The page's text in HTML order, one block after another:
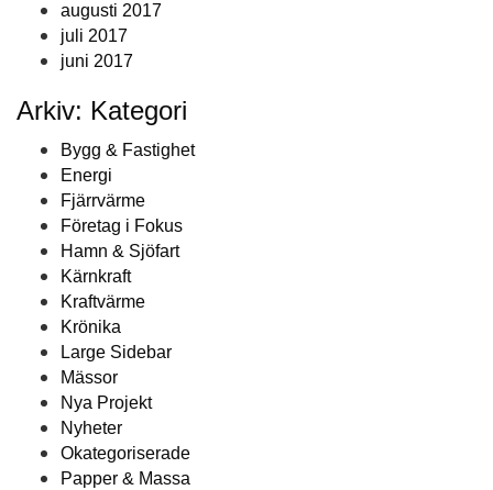
augusti 2017
juli 2017
juni 2017
Arkiv: Kategori
Bygg & Fastighet
Energi
Fjärrvärme
Företag i Fokus
Hamn & Sjöfart
Kärnkraft
Kraftvärme
Krönika
Large Sidebar
Mässor
Nya Projekt
Nyheter
Okategoriserade
Papper & Massa